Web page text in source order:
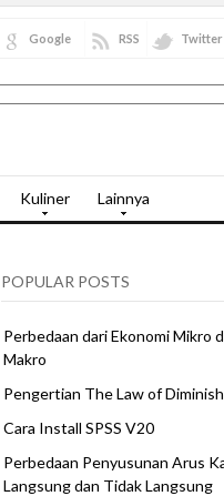
Twitter
RSS
Google
Kuliner Lainnya
POPULAR POSTS
Perbedaan dari Ekonomi Mikro
Makro
Pengertian The Law of
Cara Install SPSS V20
Perbedaan Penyusunan Arus
Langsung dan Tidak Langsung